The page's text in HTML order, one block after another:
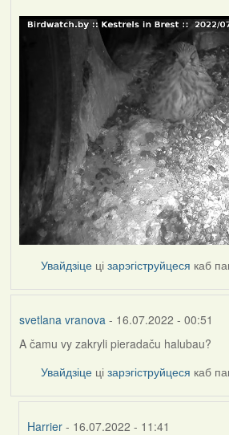
Увайдзіце цізарэгіструйцеся каб
svetlana vranova - 16.07.2022 - 00:51
A čamu vy zakryli pieradaču halubau?
Увайдзіце цізарэгіструйцеся каб
Harrier - 16.07.2022 - 11:41